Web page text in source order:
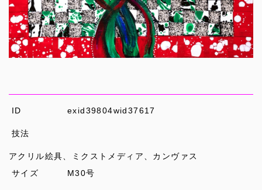
ID exid39804wid37617
技法
アクリル絵具、ミクストメディア、カンヴァス
サイズ
M30号